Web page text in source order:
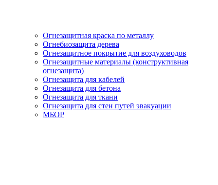
Огнезащитная краска по металлу
Огнебиозащита дерева
Огнезащитное покрытие для воздуховодов
Огнезащитные материалы (конструктивная
огнезащита)
Огнезащита для кабелей
Огнезащита для бетона
Огнезащита для ткани
Огнезащита для стен путей эвакуации
МБОР